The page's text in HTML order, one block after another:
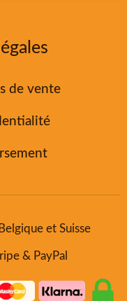
de vente
et Suisse
& PayPal